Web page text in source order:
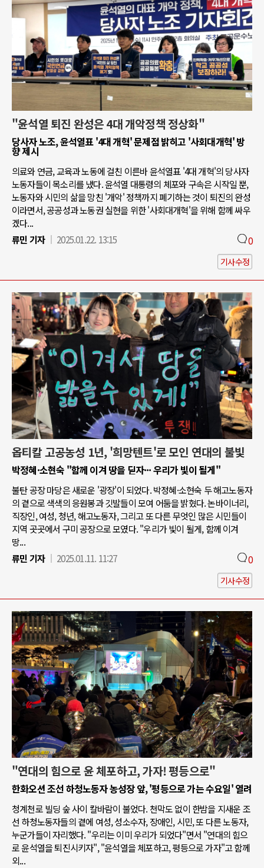
"윤석열 퇴진 완성은 4대 개악정책 정상화"
당사자 노조, 윤석열표 '4대 개혁' 문제점 밝히고 '사회대개혁' 방
향 제시
의료와 연금, 교육과 노동에 걸친 이른바 윤석열표 '4대 개혁'의 당사자
노동자들이 목소리를 냈다. 윤석열 대통령의 체포와 구속은 시작일 뿐,
노동자와 시민의 삶을 망친 '개악' 정책까지 폐기하는 것이 퇴진의 완성
이라면서, 공공성과 노동권 실현을 위한 '사회대개혁'을 위해 함께 싸우
겠다...
류민 기자
2025.01.22. 13:15 0
기사수정
옵티칼 고공농성 1년, '희망텐트'로 모인 연대의 불빛
박정혜·소현숙 "함께 이겨 땅을 딛자··· 우리가 빛이 될게"
불탄 공장 마당은 새로운 '광장'이 되었다. 박정혜·소현숙 두 해고노동자
의 곁으로 색색의 응원봉과 깃발들이 모여 어둠을 밝혔다. 논바이너리,
직장인, 여성, 청년, 해고노동자, 그리고 또 다른 무엇인 많은 시민들이
지역 곳곳에서 구미 공장으로 모였다. "우리가 빛이 될게, 함께 이겨
땅...
류민 기자
2025.01.11. 11:27 0
기사수정
"연대의 힘으로 윤 체포하고, 가자! 평등으로"
한화오션 조선 하청노동자 농성장 앞, '평등으로 가는 수요일' 열려
청계천로 빌딩 숲 사이 칼바람이 불었다. 천막도 없이 한밤을 지새운 조
선 하청노동자들의 곁에 여성, 성소수자, 장애인, 시민, 또 다른 노동자,
누군가들이 자리했다. "우리는 이미 우리가 되었다"면서 "연대의 힘으
로 윤석열을 퇴진시키자", "윤석열을 체포하고, 평등으로 가자"고 함께
외...